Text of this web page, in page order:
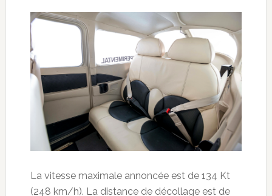
La vitesse maximale annoncée est de 134 Kt
(248 km/h). La distance de décollage est de